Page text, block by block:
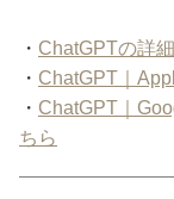
・ ChatGPTの詳
・ ChatGPT｜
・ ChatGPT｜
ちら